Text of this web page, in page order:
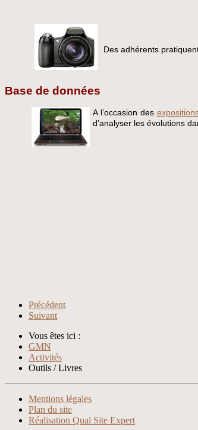
Des adhérents
Base de données
A l’occasion des
d’analyser les évolutions
Précédent
Suivant
Vous êtes ici :
GMN
Activités
Outils / Livres
XvideosMentions légales
Plan du site
Réalisation Qual Site Expert